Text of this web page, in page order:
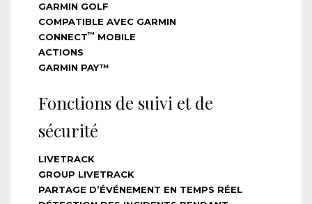
GARMIN GOLF
COMPATIBLE AVEC GARMIN
CONNECT™ MOBILE
ACTIONS
GARMIN PAY™
Fonctions de suivi et de
sécurité
LIVETRACK
GROUP LIVETRACK
PARTAGE D’ÉVÉNEMENT EN TEMPS RÉEL